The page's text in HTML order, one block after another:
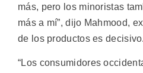
más, pero los minoristas
más a mí”, dijo Mahmood,
de los productos es decisivo.
“Los consumidores